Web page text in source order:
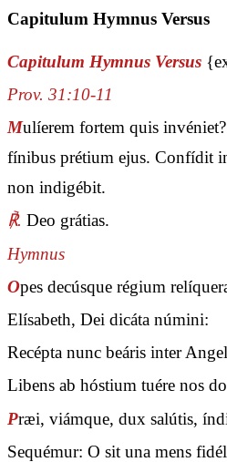
Capitulum Hymnus Versus
Capitulum Hymnus Versus
Prov. 31:10-11
Mulíerem fortem quis
fínibus prétium ejus. Confídit
non indigébit.
℟. Deo grátias.
Hymnus
Opes decúsque régium
Elísabeth, Dei dicáta númini:
Recépta nunc beáris inter
Libens ab hóstium tuére nos
Præi, viámque, dux salútis,
Sequémur: O sit una mens